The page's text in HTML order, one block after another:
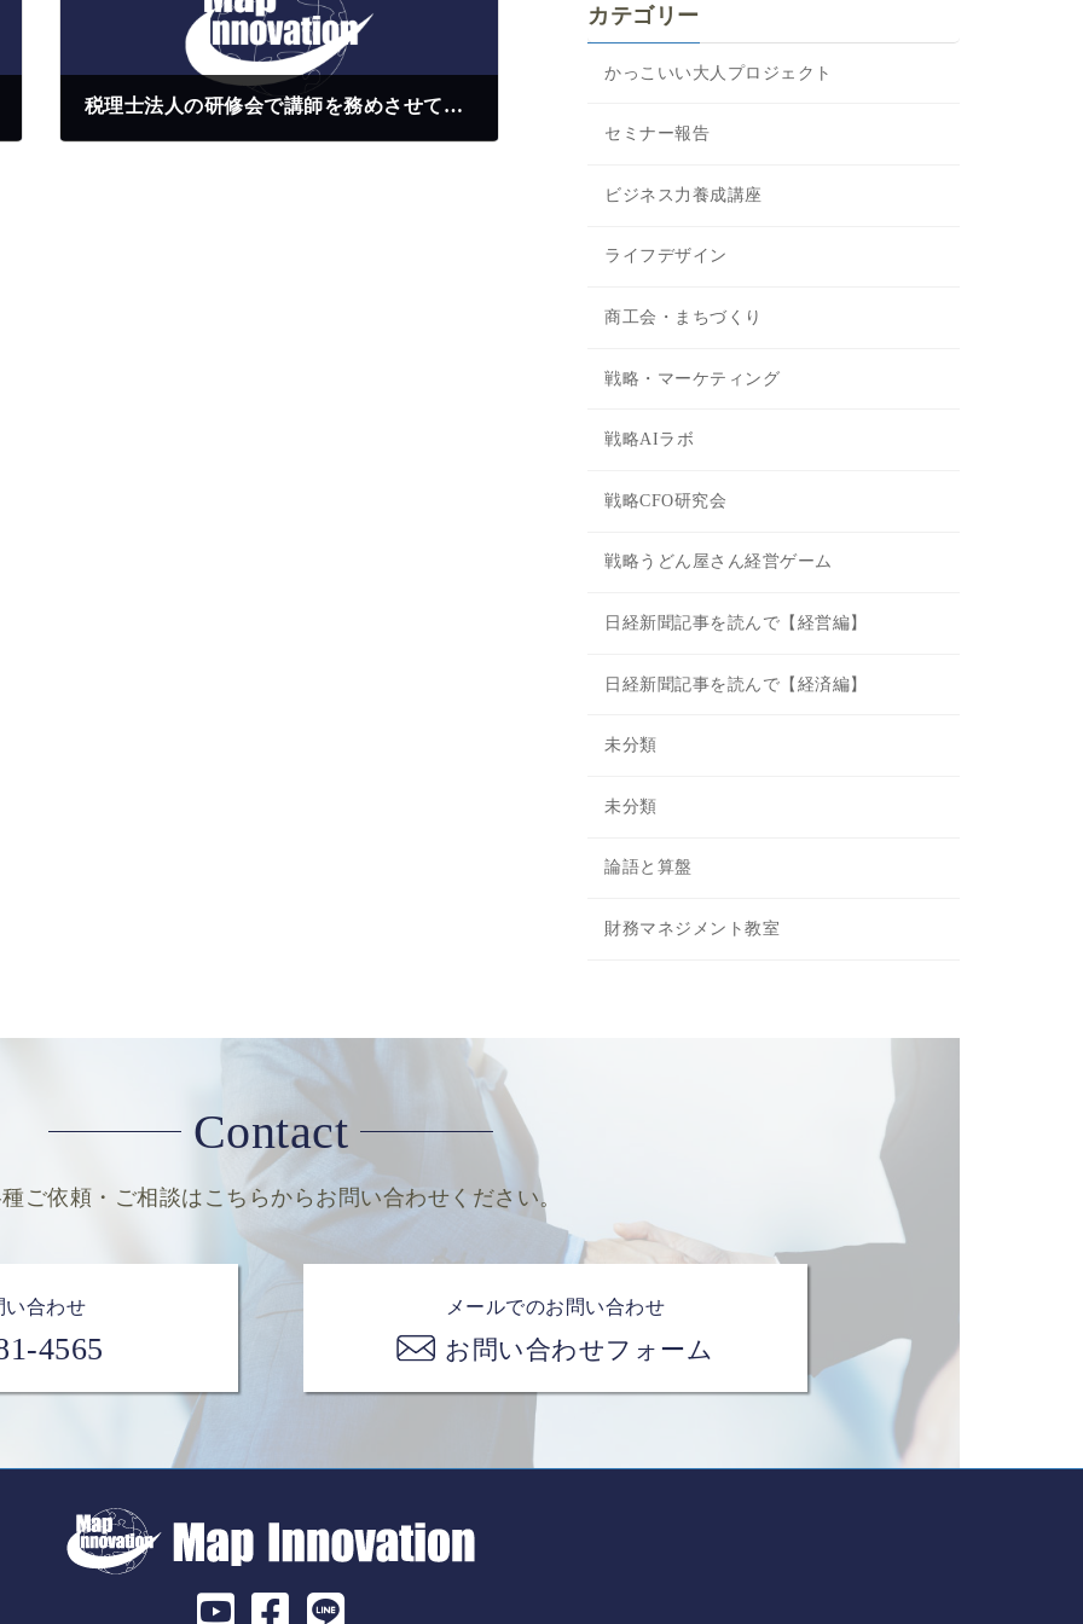
税理士法人の研修会で講師を務めさせていただきました
カテゴリー
かっこいい大人プロジェクト
セミナー報告
ビジネス力養成講座
ライフデザイン
商工会・まちづくり
戦略・マーケティング
戦略AIラボ
戦略CFO研究会
戦略うどん屋さん経営ゲーム
日経新聞記事を読んで【経営編】
日経新聞記事を読んで【経済編】
未分類
未分類
論語と算盤
財務マネジメント教室
Contact
ご依頼・ご相談は こちらからお問い合わせください。
い合わせ
4565
メールでのお問い合わせ
お問い合わせフォーム